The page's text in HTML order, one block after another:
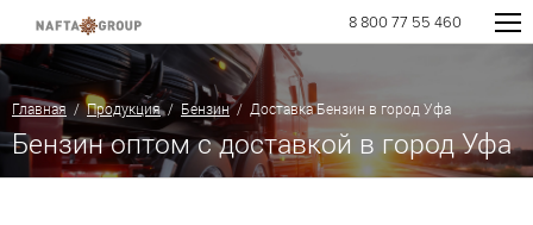
8 800 77 55 460
Главная /Продукция/ Бензин/ Доставка Бензин в город Уфа
Бензин оптом с доставкой в город Уфа